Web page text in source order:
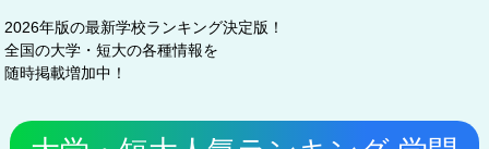
2026年版の最新学校ランキング決定版！
全国の大学・短大の各種情報を
随時掲載増加中！